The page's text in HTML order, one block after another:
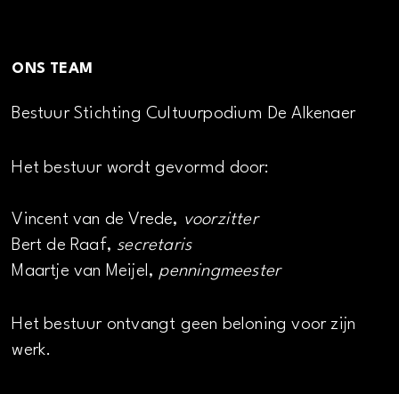
ONS TEAM
Bestuur Stichting Cultuurpodium De Alkenaer
Het bestuur wordt gevormd door:
Vincent van de Vrede, voorzitter
Bert de Raaf, secretaris
Maartje van Meijel, penningmeester
Het bestuur ontvangt geen beloning voor zijn
werk.